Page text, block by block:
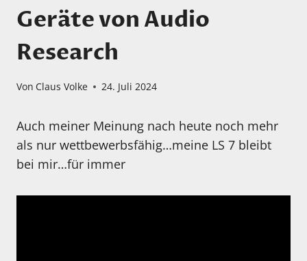
Geräte von Audio
Research
Von Claus Volke 24. Juli 2024
Auch meiner Meinung nach heute noch mehr
als nur wettbewerbsfähig…meine LS 7 bleibt
bei mir…für immer